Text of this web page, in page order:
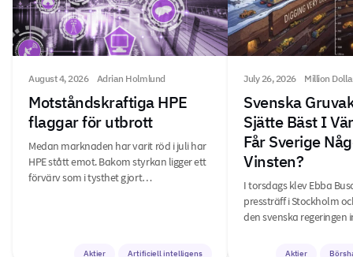
August 4, 2026 Adrian Holmlund
Motståndskraftiga HPE
flaggar för utbrott
Medan marknaden har varit röd i juli har
HPE stått emot. Bakom styrkan ligger ett
förvärv som i tysthet gjort…
Aktier Artificiell intelligens
July 26, 2026 Million
Svenska
Sjätte Bäst I
Får Sverige
Vinsten?
I torsdags klev Ebba
pressträff i Stockholm
den svenska
Aktier